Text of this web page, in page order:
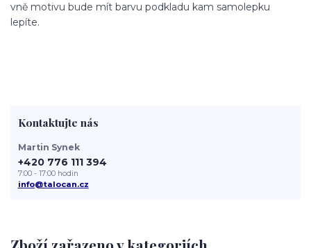
vně motivu bude mít barvu podkladu kam samolepku
lepíte.
Kontaktujte nás
Martin Synek
+420 776 111 394
7:00 - 17:00 hodin
info@talocan.cz